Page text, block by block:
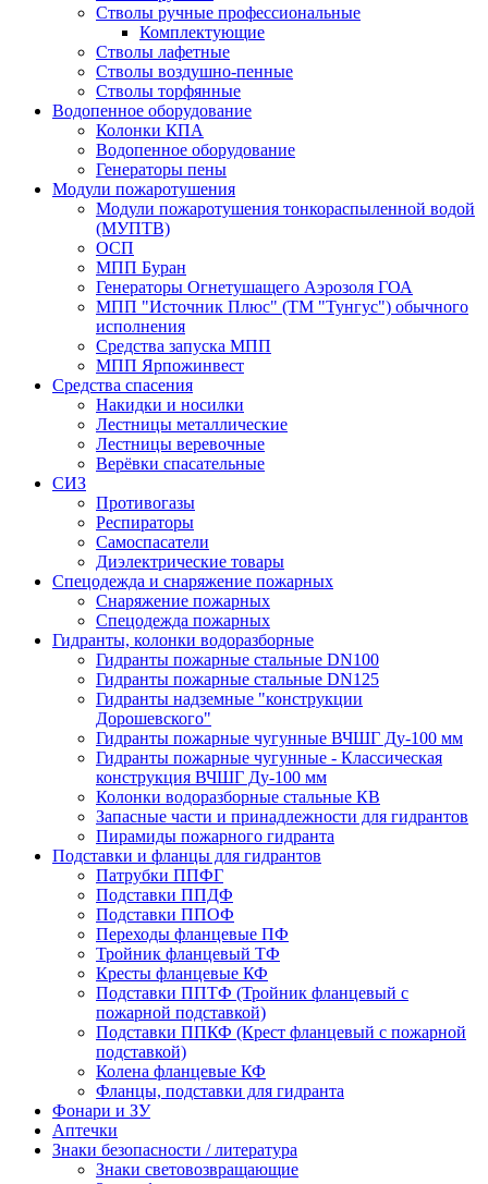
Стволы ручные профессиональные
Комплектующие
Стволы лафетные
Стволы воздушно-пенные
Стволы торфянные
Водопенное оборудование
Колонки КПА
Водопенное оборудование
Генераторы пены
Модули пожаротушения
Модули пожаротушения тонкораспыленной водой
(МУПТВ)
ОСП
МПП Буран
Генераторы Огнетушащего Аэрозоля ГОА
МПП "Источник Плюс" (ТМ "Тунгус") обычного
исполнения
Средства запуска МПП
МПП Ярпожинвест
Средства спасения
Накидки и носилки
Лестницы металлические
Лестницы веревочные
Верёвки спасательные
СИЗ
Противогазы
Респираторы
Самоспасатели
Диэлектрические товары
Спецодежда и снаряжение пожарных
Снаряжение пожарных
Спецодежда пожарных
Гидранты, колонки водоразборные
Гидранты пожарные стальные DN100
Гидранты пожарные стальные DN125
Гидранты надземные "конструкции
Дорошевского"
Гидранты пожарные чугунные ВЧШГ Ду-100 мм
Гидранты пожарные чугунные - Классическая
конструкция ВЧШГ Ду-100 мм
Колонки водоразборные стальные КВ
Запасные части и принадлежности для гидрантов
Пирамиды пожарного гидранта
Подставки и фланцы для гидрантов
Патрубки ППФГ
Подставки ППДФ
Подставки ППОФ
Переходы фланцевые ПФ
Тройник фланцевый ТФ
Кресты фланцевые КФ
Подставки ППТФ (Тройник фланцевый с
пожарной подставкой)
Подставки ППКФ (Крест фланцевый с пожарной
подставкой)
Колена фланцевые КФ
Фланцы, подставки для гидранта
Фонари и ЗУ
Аптечки
Знаки безопасности / литература
Знаки световозвращающие